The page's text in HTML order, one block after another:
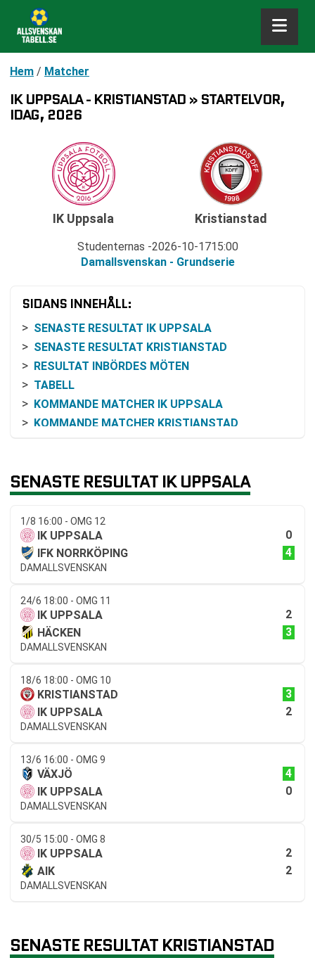
Hem / Matcher
IK UPPSALA - KRISTIANSTAD » STARTELVOR,
IDAG, 2026
IK Uppsala
Studenternas 2026-10-1715:00
Damallsvenskan - Grundserie
Kristianstad
SIDANS INNEHÅLL:
SENASTE RESULTAT IK UPPSALA
SENASTE RESULTAT KRISTIANSTAD
RESULTAT INBÖRDES MÖTEN
TABELL
KOMMANDE MATCHER IK UPPSALA
KOMMANDE MATCHER KRISTIANSTAD
SENASTE RESULTAT IK UPPSALA
1/8 16:00 - OMG 12
IK UPPSALA
0
IFK NORRKÖPING
4
DAMALLSVENSKAN
24/6 18:00 - OMG 11
IK UPPSALA
2
HÄCKEN
3
DAMALLSVENSKAN
18/6 18:00 - OMG 10
KRISTIANSTAD
3
IK UPPSALA
2
DAMALLSVENSKAN
13/6 16:00 - OMG 9
VÄXJÖ
4
IK UPPSALA
0
DAMALLSVENSKAN
30/5 15:00 - OMG 8
IK UPPSALA
2
AIK
2
DAMALLSVENSKAN
SENASTE RESULTAT KRISTIANSTAD